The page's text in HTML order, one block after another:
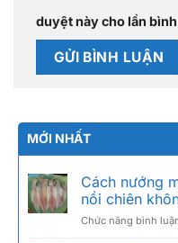
duyệt này cho lần
MỚI NHẤT
Cách nướng
nồi chiên
Chức năng bình